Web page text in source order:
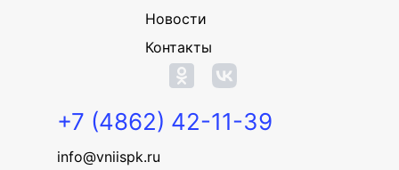
Новости
Контакты
+7 (4862) 42-11-39
info@vniispk.ru